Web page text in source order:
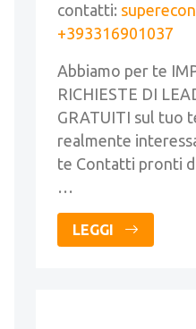
contatti:
+393316901037
Abbiamo per te
RICHIESTE DI
GRATUITI sul tuo
realmente
te Contatti pronti
…
LEGGI